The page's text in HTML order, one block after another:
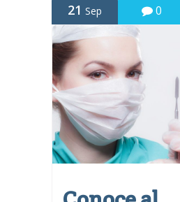
21 Sep 0